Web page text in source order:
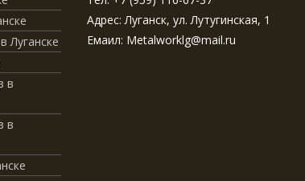
Луганске
в
в
Адрес: Луганск, ул. Лутугинская, 1
Емаил: Metalworklg@mail.ru